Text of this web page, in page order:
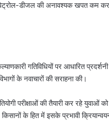
डीजल की अनावश्यक खपत कम
गतिविधियों पर आधारित
के नवाचारों की सराहना की।
परीक्षाओं की तैयारी कर रहे युवाओं
के हित में इसके प्रभावी